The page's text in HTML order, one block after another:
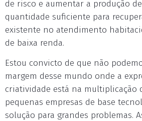
de risco e aumentar a produção
quantidade suficiente para
existente no atendimento
de baixa renda.
Estou convicto de que não
margem desse mundo onde a
criatividade está na multiplicação
pequenas empresas de base
solução para grandes problemas.